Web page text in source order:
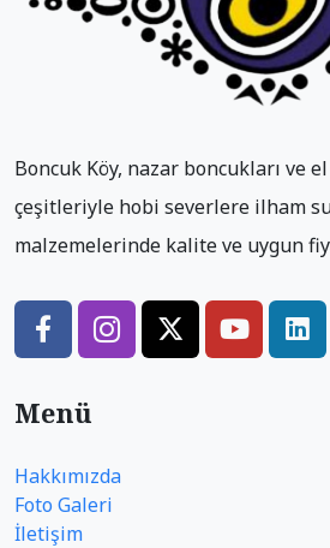
Boncuk Köy, nazar boncukları ve
çeşitleriyle hobi severlere ilham
malzemelerinde kalite ve uygun
Menü
Hakkımızda
Foto Galeri
İletişim